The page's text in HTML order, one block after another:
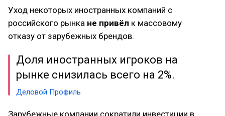
Уход некоторых иностранных компаний с
российского рынка не привёл к массовому
отказу от зарубежных брендов.
Доля иностранных игроков на
рынке снизилась всего на 2%.
Деловой Профиль
Зарубежные компании сократили инвестиции в